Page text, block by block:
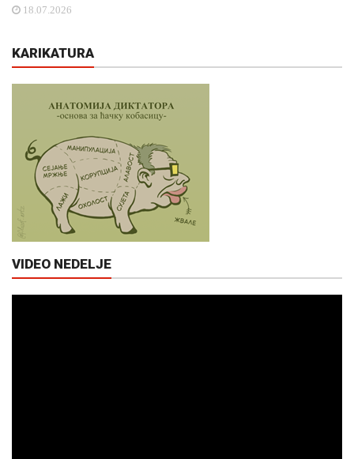
18.07.2026
KARIKATURA
VIDEO NEDELJE